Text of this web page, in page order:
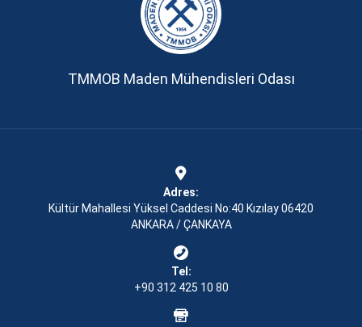
TMMOB Maden Mühendisleri Odası
Adres:
Kültür Mahallesi Yüksel Caddesi No:40 Kızılay 06420
ANKARA / ÇANKAYA
Tel:
+90 312 425 10 80